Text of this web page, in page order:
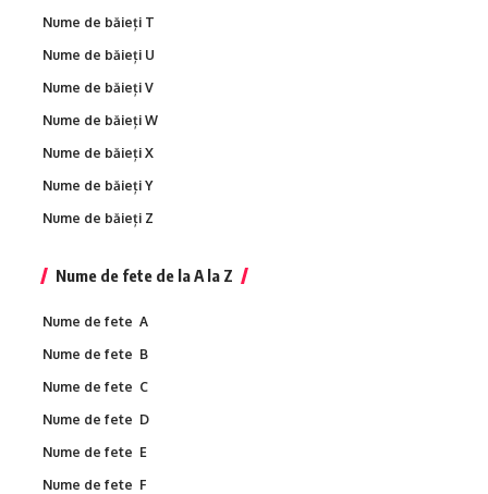
Nume de băieți T
Nume de băieți U
Nume de băieți V
Nume de băieți W
Nume de băieți X
Nume de băieți Y
Nume de băieți Z
Nume de fete de la A la Z
Nume de fete A
Nume de fete B
Nume de fete C
Nume de fete D
Nume de fete E
Nume de fete F